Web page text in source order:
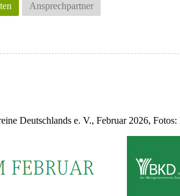
Ansprechpartner
Deutschlands e. V., Februar 2026,